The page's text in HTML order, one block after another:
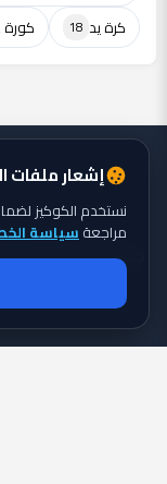
كرة يد 18 كورة
جميع الحقوق
إشعار ملفات
نستخدم الكوكيز
مراجعةسياسة